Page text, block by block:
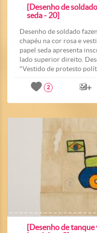
[Desenho de
seda - 20]
Desenho de soldado
chapéu na cor rosa e
papel seda apresenta
lado superior direito.
"Vestido de protesto
2
[Desenho de tanque